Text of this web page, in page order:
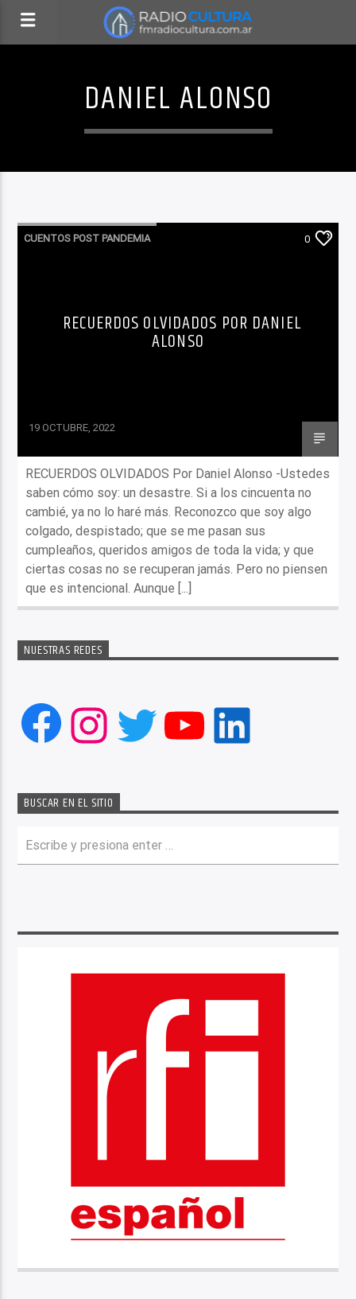
DANIEL ALONSO
CUENTOS POST PANDEMIA 0
RECUERDOS OLVIDADOS POR DANIEL
ALONSO
19 OCTUBRE, 2022
RECUERDOS OLVIDADOS Por Daniel Alonso -Ustedes
saben cómo soy: un desastre. Si a los cincuenta no
cambié, ya no lo haré más. Reconozco que soy algo
colgado, despistado; que se me pasan sus
cumpleaños, queridos amigos de toda la vida; y que
ciertas cosas no se recuperan jamás. Pero no piensen
que es intencional. Aunque [...]
NUESTRAS REDES
Facebook
Instagram
Twitter
YouTube
LinkedIn
BUSCAR EN EL SITIO